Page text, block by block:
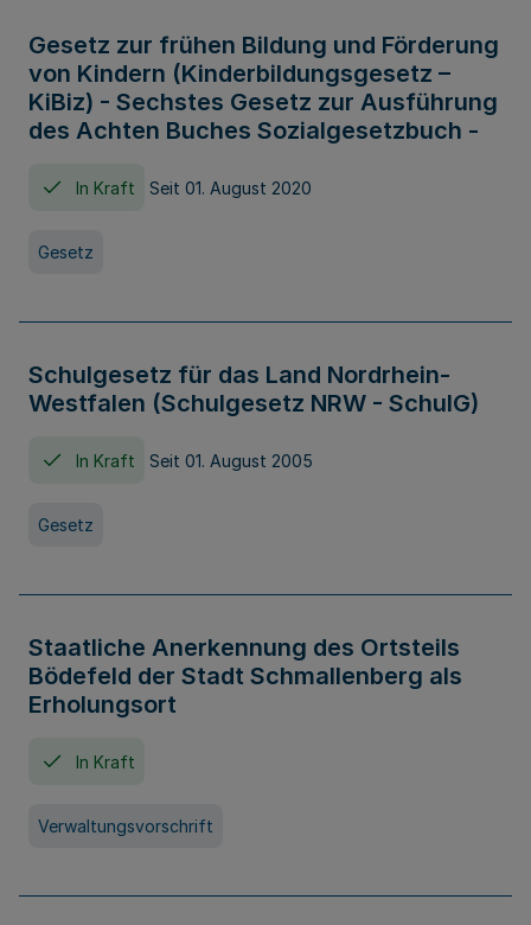
Gesetz zur frühen Bildung und Förderung
von Kindern (Kinderbildungsgesetz –
KiBiz) - Sechstes Gesetz zur Ausführung
des Achten Buches Sozialgesetzbuch -
In Kraft Seit 01. August 2020
Gesetz
Schulgesetz für das Land Nordrhein-
Westfalen (Schulgesetz NRW - SchulG)
In Kraft Seit 01. August 2005
Gesetz
Staatliche Anerkennung des Ortsteils
Bödefeld der Stadt Schmallenberg als
Erholungsort
In Kraft
Verwaltungsvorschrift